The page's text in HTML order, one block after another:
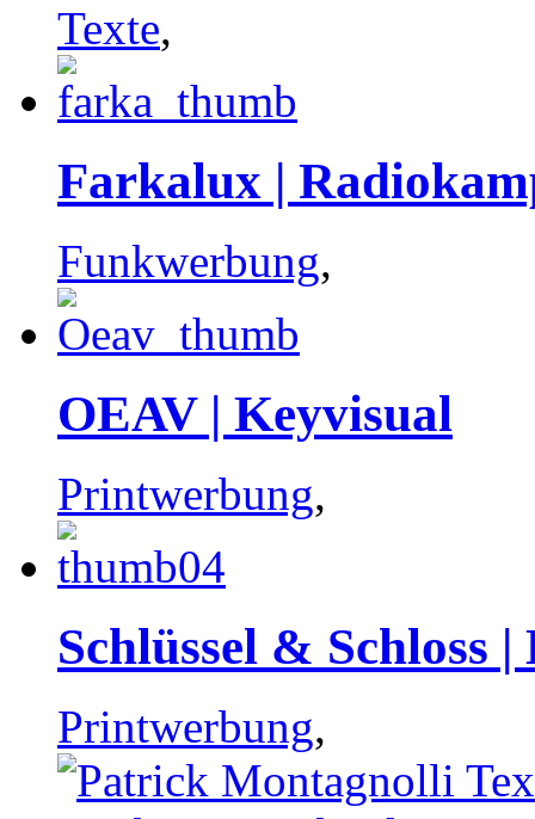
Texte,
Farkalux |
Funkwerbung,
OEAV | Keyvisual
Printwerbung,
Schlüssel & Schloss
Printwerbung,